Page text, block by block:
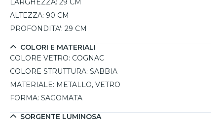
Compatibile con 3 lampadine G9 fino a 8W LED ciascuna.
LARGHEZZA: 29 CM
ALTEZZA: 90 CM
PROFONDITA': 29 CM
COLORI E MATERIALI
COLORE VETRO: COGNAC
COLORE STRUTTURA: SABBIA
MATERIALE: METALLO, VETRO
FORMA: SAGOMATA
SORGENTE LUMINOSA